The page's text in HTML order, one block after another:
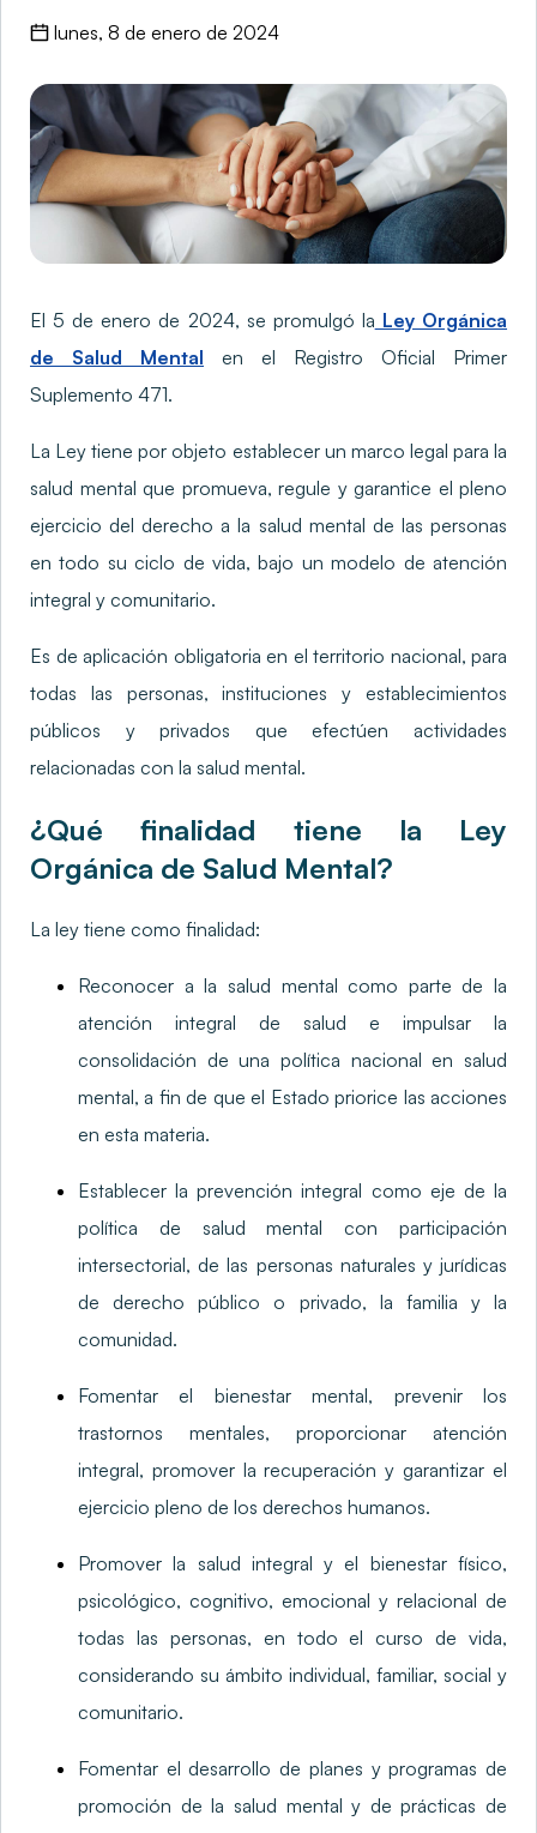
lunes, 8 de enero de 2024
El 5 de enero de 2024, se promulgó la Ley Orgánica
de Salud Mental en el Registro Oficial Primer
Suplemento 471.
La Ley tiene por objeto establecer un marco legal para la
salud mental que promueva, regule y garantice el pleno
ejercicio del derecho a la salud mental de las personas
en todo su ciclo de vida, bajo un modelo de atención
integral y comunitario.
Es de aplicación obligatoria en el territorio nacional, para
todas las personas, instituciones y establecimientos
públicos y privados que efectúen actividades
relacionadas con la salud mental.
¿Qué finalidad tiene la Ley
Orgánica de Salud Mental?
La ley tiene como finalidad:
Reconocer a la salud mental como parte de la
atención integral de salud e impulsar la
consolidación de una política nacional en salud
mental, a fin de que el Estado priorice las acciones
en esta materia.
Establecer la prevención integral como eje de la
política de salud mental con participación
intersectorial, de las personas naturales y jurídicas
de derecho público o privado, la familia y la
comunidad.
Fomentar el bienestar mental, prevenir los
trastornos mentales, proporcionar atención
integral, promover la recuperación y garantizar el
ejercicio pleno de los derechos humanos.
Promover la salud integral y el bienestar físico,
psicológico, cognitivo, emocional y relacional de
todas las personas, en todo el curso de vida,
considerando su ámbito individual, familiar, social y
comunitario.
Fomentar el desarrollo de planes y programas de
promoción de la salud mental y de prácticas de